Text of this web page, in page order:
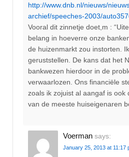
http://www.dnb.nl/nieuws/
archief/speeches-2003/
Vooral dit zinnetje doet,m :
belang in hoeverre onze
de huizenmarkt zou instorten.
geruststellen. De kans dat het
bankwezen hierdoor in de
verwaarlozen. Ons financiële
zoals ik zojuist al aangaf is ook
van de meeste huiseigenaren
Voerman says:
January 25, 2013 at 11:17